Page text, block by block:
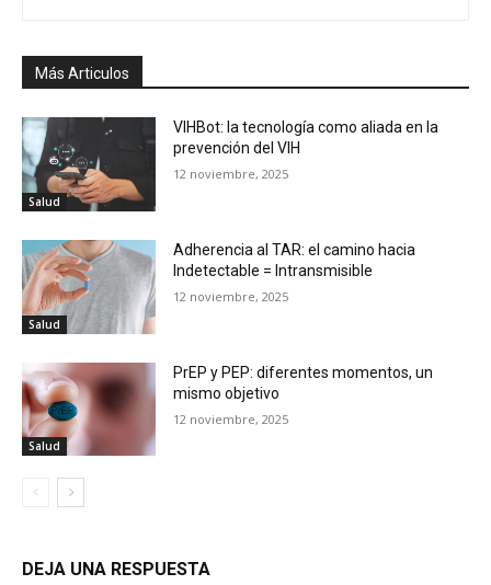
Más Articulos
Salud
VIHBot: la tecnología como aliada en la
prevención del VIH
12 noviembre, 2025
Salud
Adherencia al TAR: el camino hacia
Indetectable = Intransmisible
12 noviembre, 2025
Salud
PrEP y PEP: diferentes momentos, un
mismo objetivo
12 noviembre, 2025
DEJA UNA RESPUESTA